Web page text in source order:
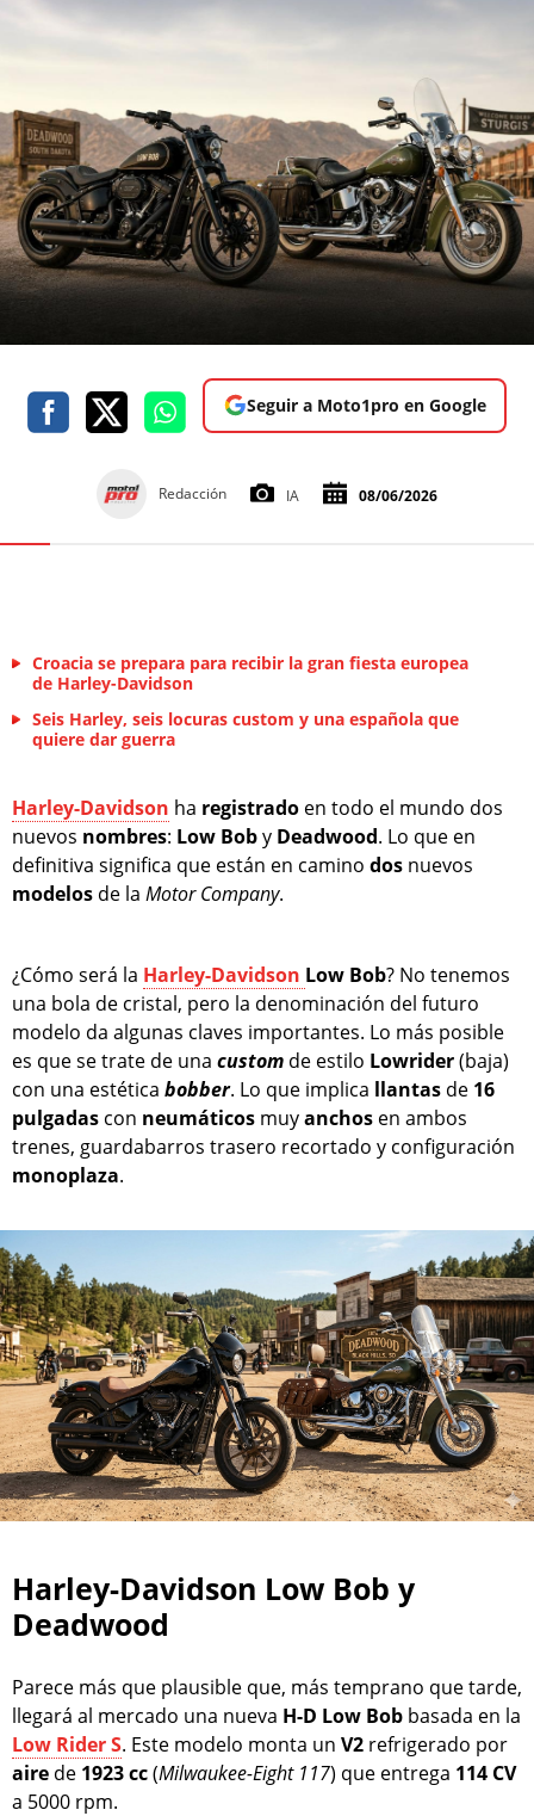
Seguir a Moto1pro en Google
Redacción IA 08/06/2026
Croacia se prepara para recibir la gran fiesta europea
de Harley-Davidson
Seis Harley, seis locuras custom y una española que
quiere dar guerra
Harley-Davidson ha registrado en todo el mundo dos
nuevos nombres: Low Boby Deadwood. Lo que en
definitiva significa que están en camino dos nuevos
modelos de la Motor Company.
¿Cómo será la Harley-Davidson Low Bob? No tenemos
una bola de cristal, pero la denominación del futuro
modelo da algunas claves importantes. Lo más posible
es que se trate de una custom de estilo Lowrider(baja)
con una estética bobber. Lo que implica llantas de 16
pulgadas con neumáticos muyanchos en ambos
trenes, guardabarros trasero recortado y configuración
monoplaza.
Harley-Davidson Low Bob y
Deadwood
Parece más que plausible que, más temprano que tarde,
llegará al mercado una nueva H-D Low Bob basada en la
Low Rider S. Este modelo monta un V2 refrigerado por
aire de 1923cc(Milwaukee-Eight 117) que entrega 114 CV
a 5000 rpm.